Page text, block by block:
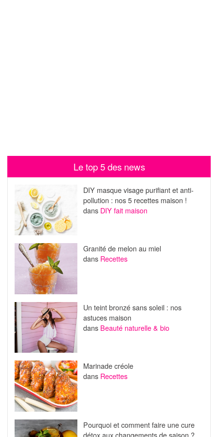
Le top 5 des news
DIY masque visage purifiant et anti-
pollution : nos 5 recettes maison !
dans DIY fait maison
Granité de melon au miel
dans Recettes
Un teint bronzé sans soleil : nos
astuces maison
dans Beauté naturelle & bio
Marinade créole
dans Recettes
Pourquoi et comment faire une cure
détox aux changements de saison ?